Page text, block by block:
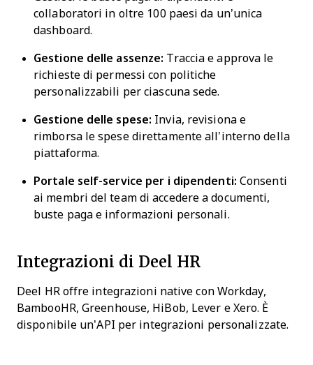
collaboratori in oltre 100 paesi da un’unica
dashboard.
Gestione delle assenze: Traccia e approva le
richieste di permessi con politiche
personalizzabili per ciascuna sede.
Gestione delle spese: Invia, revisiona e
rimborsa le spese direttamente all’interno della
piattaforma.
Portale self-service per i dipendenti: Consenti
ai membri del team di accedere a documenti,
buste paga e informazioni personali.
Integrazioni di Deel HR
Deel HR offre integrazioni native con Workday,
BambooHR, Greenhouse, HiBob, Lever e Xero. È
disponibile un’API per integrazioni personalizzate.